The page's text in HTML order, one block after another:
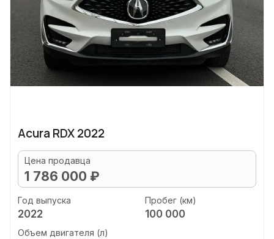
Acura RDX 2022
Цена продавца
1 786 000 ₽
Год выпуска
2022
Пробег (км)
100 000
Объем двигателя (л)